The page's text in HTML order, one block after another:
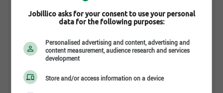
Lévis, QC
5 août 2026
Agente au service à la clientèle
L'Expert Carrossier Rive-Sud / Le Carrossier Rive-
Sud
Jobillico asks for your consent to use your personal
data for the following purposes:
Personalised advertising and content, advertising and
content measurement, audience research and services
development
Store and/or access information on a device